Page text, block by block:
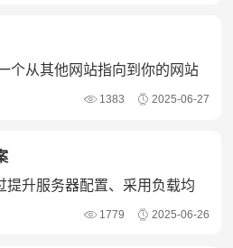
个从其他网站指向到你的网站
1383 2025-06-27
提升服务器配置、采用负载均
1779 2025-06-26